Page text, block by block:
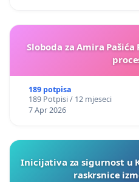
Sloboda za Amira
189 potpisa
189 Potpisi / 12 mjeseci
7 Apr 2026
Inicijativa za sigurnost u
raskrsnice